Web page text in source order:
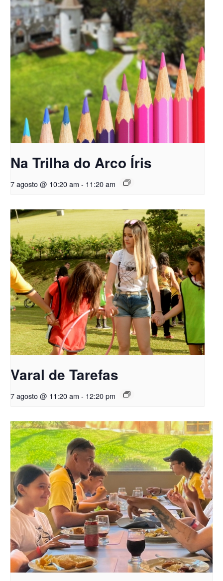
Na Trilha do Arco Íris
7 agosto @ 10:20 am - 11:20 am
Varal de Tarefas
7 agosto @ 11:20 am - 12:20 pm